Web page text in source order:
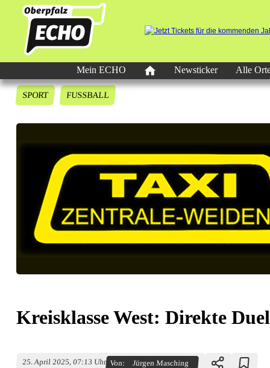
Mein ECHO Newsticker Alle
SPORT FUSSBALL
Kreisklasse West: Direkte
25. April 2025, 07:13 Uhr Von: Jürgen Masching